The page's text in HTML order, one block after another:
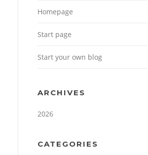
Homepage
Start page
Start your own blog
ARCHIVES
2026
CATEGORIES